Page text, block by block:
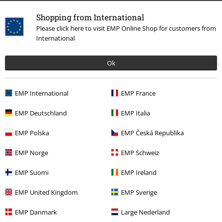
Shopping from International
Please click here to visit EMP Online Shop for customers from
International
Ok
EMP International EMP France
EMP Deutschland EMP Italia
EMP Polska EMP Česká Republika
EMP Norge EMP Schweiz
EMP Suomi EMP Ireland
EMP United Kingdom EMP Sverige
EMP Danmark Large Nederland
Więcej kategorii. Więcej możliwości.
Zespoły Media Winyl
Wyprzedaż % Media
Zapisz się teraz i zyskaj Voucher 15%Zobacz